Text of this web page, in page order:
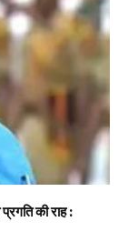
की राह :